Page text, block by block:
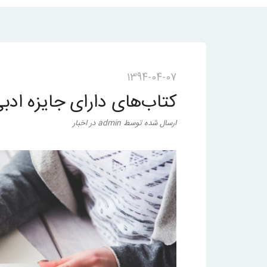
1394-04-07
کتاب‌های دارای جایزه
ارسال شدهتوسط admin دراخبار